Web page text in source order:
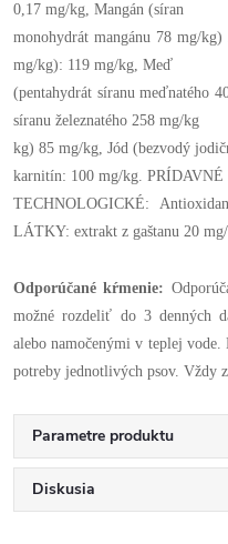
0,17 mg/kg, Mangán (síran
monohydrát mangánu 78 mg/
mg/kg): 119 mg/kg, Meď
(pentahydrát síranu meďnatého
síranu železnatého 258 mg/kg
kg) 85 mg/kg, Jód (bezvodý
karnitín: 100 mg/kg.
TECHNOLOGICKÉ:
LÁTKY: extrakt z gaštanu 20
Odporúčané kŕmenie:
možné rozdeliť do 3 denných
alebo namočenými v teplej
potreby jednotlivých psov. Vždy
Parametre produktu
Diskusia